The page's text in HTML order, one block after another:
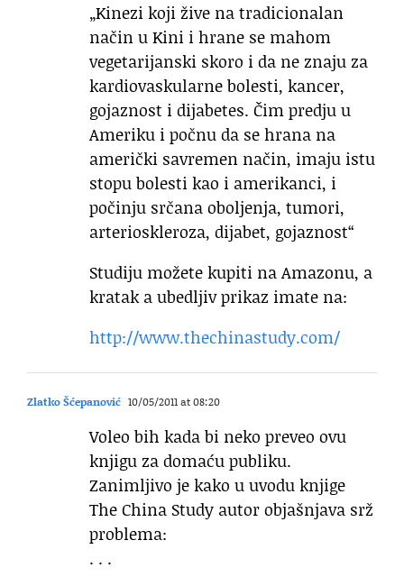
„Kinezi koji žive na tradicionalan
način u Kini i hrane se mahom
vegetarijanski skoro i da ne znaju za
kardiovaskularne bolesti, kancer,
gojaznost i dijabetes. Čim predju u
Ameriku i počnu da se hrana na
američki savremen način, imaju istu
stopu bolesti kao i amerikanci, i
počinju srčana oboljenja, tumori,
arterioskleroza, dijabet, gojaznost“
Studiju možete kupiti na Amazonu, a
kratak a ubedljiv prikaz imate na:
http://www.thechinastudy.com/
Zlatko Šćepanović 10/05/2011 at 08:20
Voleo bih kada bi neko preveo ovu
knjigu za domaću publiku.
Zanimljivo je kako u uvodu knjige
The China Study autor objašnjava srž
problema:
. . .